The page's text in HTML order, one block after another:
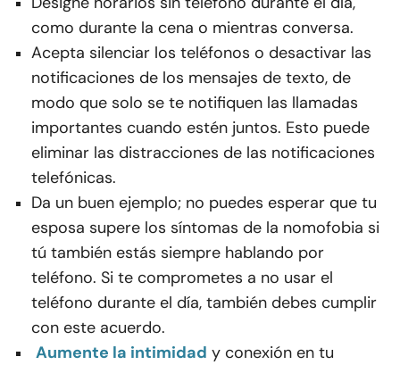
como durante la cena o mientras conversa.
Acepta silenciar los teléfonos o desactivar las
notificaciones de los mensajes de texto, de
modo que solo se te notifiquen las llamadas
importantes cuando estén juntos. Esto puede
eliminar las distracciones de las notificaciones
telefónicas.
Da un buen ejemplo; no puedes esperar que tu
esposa supere los síntomas de la nomofobia si
tú también estás siempre hablando por
teléfono. Si te comprometes a no usar el
teléfono durante el día, también debes cumplir
con este acuerdo.
Aumente la intimidad y conexión en tu